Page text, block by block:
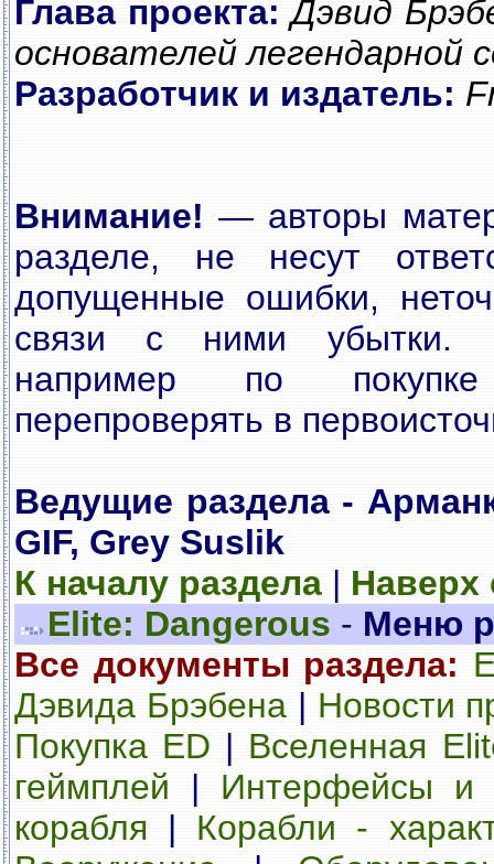
Глава проекта: Дэвид
основателей легендарной
Разработчик и издатель:
Внимание! — авторы
разделе, не несут
допущенные ошибки,
связи с ними убытки.
например по
перепроверять в
Ведущие раздела -
GIF, Grey Suslik
К началу раздела | Наверх
Elite: Dangerous - Меню
Все документы раздела:
Дэвида Брэбена| Новости
Покупка ED | Вселенная
геймплей | Интерфейсы и
корабля | Корабли -